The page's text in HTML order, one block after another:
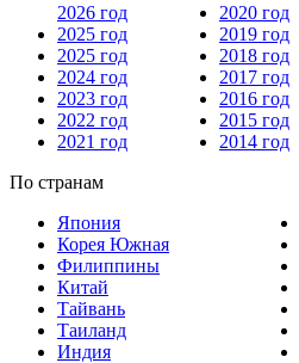
2026 год
2025 год
2025 год
2024 год
2023 год
2022 год
2021 год
2020 год
2019 год
2018 год
2017 год
2016 год
2015 год
2014 год
По странам
Япония
Корея Южная
Филиппины
Китай
Тайвань
Таиланд
Индия